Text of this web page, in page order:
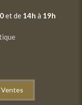
et de 14h à 19h